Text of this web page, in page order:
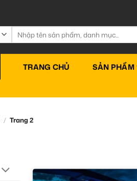
Tìm
kiếm:
TRANG CHỦ SẢN PHẨM
/ Trang 2